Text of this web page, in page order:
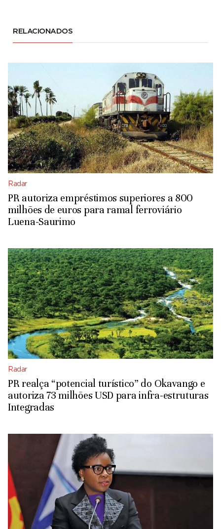
RELACIONADOS
Radar
PR autoriza empréstimos superiores a 800
milhões de euros para ramal ferroviário
Luena-Saurimo
Radar
PR realça “potencial turístico” do Okavango e
autoriza 73 milhões USD para infra-estruturas
Integradas